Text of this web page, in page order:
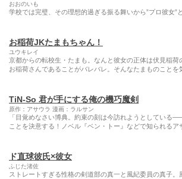
おおのいも
学校では完璧、その理想的過ぎる振る舞いから”プロ彼
お稲荷JKたまもちゃん！
ユウキレイ
京都からの転校生・たまも。なんと彼女の正体は伏見稲
お稲荷さんであることがバレバレ。そんなたまものこと
TiN-So 君が手にする俺の機巧魔剣
原作：アサウラ 漫画：ラルサン
「目覚めなさい博典。約束の刻は今訪れようとしてい
ことを決意する！ノベル『ベン・トー』などで知られる
ド直球彼氏×彼女
ふじた渚佐
ストレートすぎる性格の剣道部の真一と風紀委員の真子